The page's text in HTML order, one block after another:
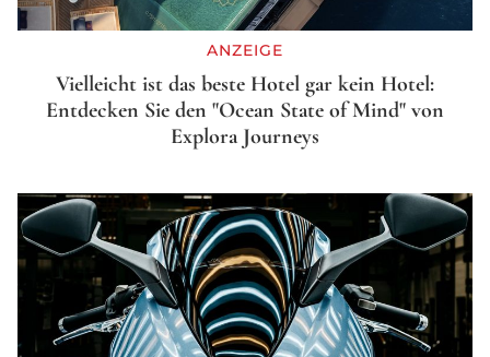
ANZEIGE
Vielleicht ist das beste Hotel gar kein Hotel:
Entdecken Sie den "Ocean State of Mind" von
Explora Journeys